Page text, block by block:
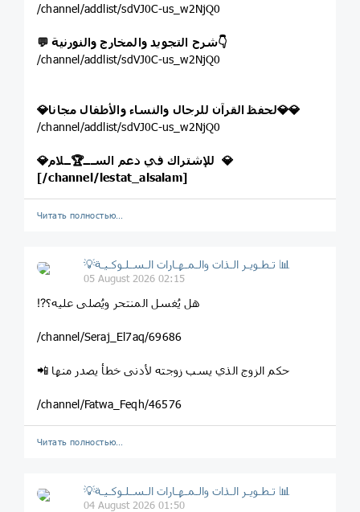
/channel/addlist/sdVJ0C-us_w2NjQ0
💬 شرح التجويد والمخارج والنورنية👇
/channel/addlist/sdVJ0C-us_w2NjQ0
💎لحفظ القرآن للرجال والنساء والأطفال مجانا💎💎
/channel/addlist/sdVJ0C-us_w2NjQ0
💎للإشتراك في دعم الســـ🏆ــلام 💎
[/channel/lestat_alsalam]
Читать полностью…
💡تـطـويـر الـذات والـمـهـارات الـسـلـوكـيـة 📊
05 August 2026 02:15
⁉️هل يُغسل المنتحر ويُصلى عليه؟
/channel/Seraj_El7aq/69686
📲 حكم الزوج الذي يسب زوجته لأدنى خطأ يصدر منها
/channel/Fatwa_Feqh/46576
Читать полностью…
💡تـطـويـر الـذات والـمـهـارات الـسـلـوكـيـة 📊
04 August 2026 01:50